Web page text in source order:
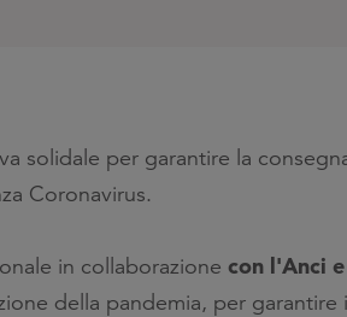
solidale per garantire la
Coronavirus.
in collaborazione con l'Anci
della pandemia, per garantire